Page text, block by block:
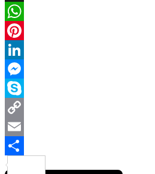
X
WhatsApp
Pinterest
LinkedIn
Messenger
Skype
Copy
Link
Email